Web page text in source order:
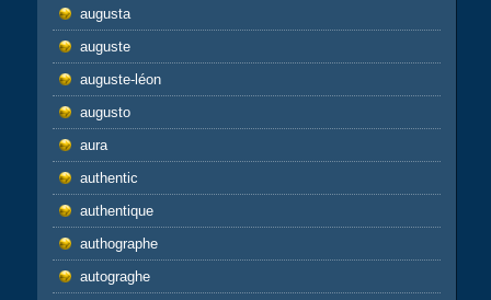
augusta
auguste
auguste-léon
augusto
aura
authentic
authentique
authographe
autograghe